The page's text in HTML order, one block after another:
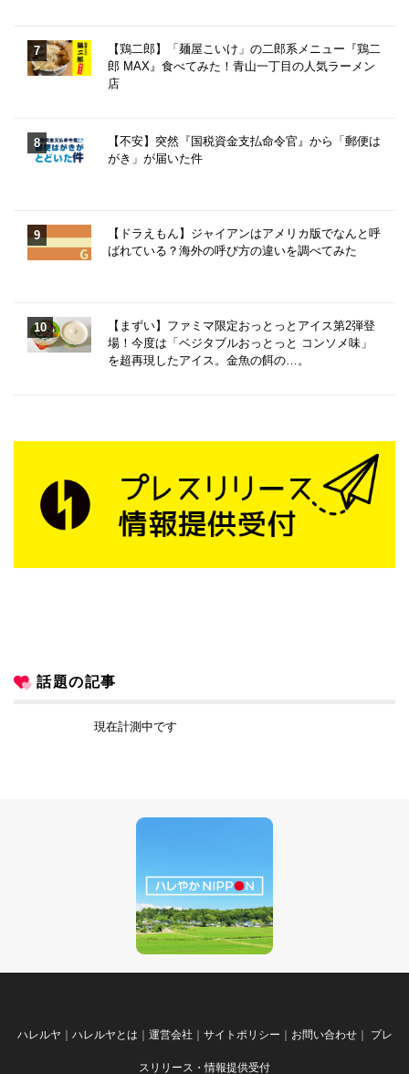
【鶏二郎】「麺屋こいけ」の二郎系メニュー『鶏二
郎 MAX』食べてみた！青山一丁目の人気ラーメン
店
【不安】突然『国税資金支払命令官』から「郵便は
がき」が届いた件
【ドラえもん】ジャイアンはアメリカ版でなんと呼
ばれている？海外の呼び方の違いを調べてみた
【まずい】ファミマ限定おっとっとアイス第2弾登
場！今度は「ベジタブルおっとっと コンソメ味」
を超再現したアイス。金魚の餌の…。
話題の記事
現在計測中です
ハレルヤ ハレルヤとは 運営会社 サイトポリシー お問い合わせ｜ プレ
スリリース・情報提供受付